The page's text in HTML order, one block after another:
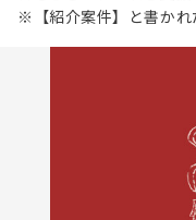
※【紹介案件】と書かれ